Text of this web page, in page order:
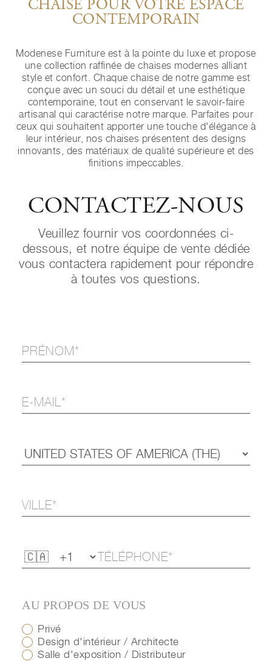
CHAISE POUR VOTRE ESPACE
CONTEMPORAIN
Modenese Furniture est à la pointe du luxe et propose
une collection raffinée de chaises modernes alliant
style et confort. Chaque chaise de notre gamme est
conçue avec un souci du détail et une esthétique
contemporaine, tout en conservant le savoir-faire
artisanal qui caractérise notre marque. Parfaites pour
ceux qui souhaitent apporter une touche d'élégance à
leur intérieur, nos chaises présentent des designs
innovants, des matériaux de qualité supérieure et des
finitions impeccables.
CONTACTEZ-NOUS
Veuillez fournir vos coordonnées ci-
dessous, et notre équipe de vente dédiée
vous contactera rapidement pour répondre
à toutes vos questions.
AU PROPOS DE VOUS
Privé
Design d'intérieur / Architecte
Salle d'exposition / Distributeur